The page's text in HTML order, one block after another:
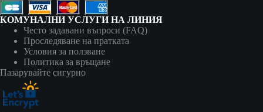
КОМУНАЛНИ УСЛУГИ НА ЛИНИЯ
Често задавани въпроси (FAQ)
Проследяване на пратката
Условия за ползване
Политика за връщане
Пазарувайте сигурно